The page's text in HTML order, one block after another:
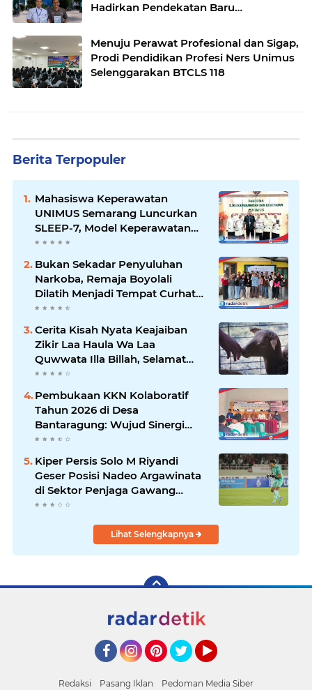
Hadirkan Pendekatan Baru
Edukasi dan Manajemen Stres
Menuju Perawat Profesional dan Sigap,
Prodi Pendidikan Profesi Ners Unimus
Selenggarakan BTCLS 118
Berita Terpopuler
Mahasiswa Keperawatan
UNIMUS Semarang Luncurkan
SLEEP-7, Model Keperawatan
Digital Hibrida Berbasis Riset
untuk Tingkatkan Kualitas Tidur
Pasien Hipertensi
Bukan Sekadar Penyuluhan
Narkoba, Remaja Boyolali
Dilatih Menjadi Tempat Curhat
yang Aman bagi Temannya
Cerita Kisah Nyata Keajaiban
Zikir Laa Haula Wa Laa
Quwwata Illa Billah, Selamat
dan Membawa Ratusan
Kambing
Pembukaan KKN Kolaboratif
Tahun 2026 di Desa
Bantaragung: Wujud Sinergi
Perguruan Tinggi dalam
Pemberdayaan Masyarakat
Kiper Persis Solo M Riyandi
Geser Posisi Nadeo Argawinata
di Sektor Penjaga Gawang
Timnas Indonesia
Lihat Selengkapnya
Redaksi Pasang Iklan Pedoman Media Siber